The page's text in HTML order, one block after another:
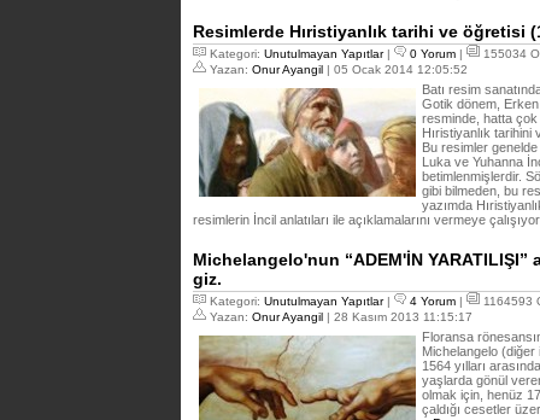
Resimlerde Hıristiyanlık tarihi ve öğretisi
Kategori: Unutulmayan Yapıtlar| 0 Yorum |
155034
Yazan: Onur Ayangil | 05 Ocak 2014 12:05:52
Batı resim
Gotik dönem,
resminde, hatta çok
Hıristiyanlık tarihini
Bu resimler
Luka ve Yuhanna
betimlenmişlerdir.
gibi bilmeden, bu
yazımda
resimlerin İncil anlatıları ile açıklamalarını vermeye
Michelangelo'nun “ADEM'İN YARATILIŞI”
giz.
Kategori: Unutulmayan Yapıtlar| 4 Yorum |
1164593
Yazan: Onur Ayangil | 28 Kasım 2013 11:15:17
Floransa
Michelangelo (diğer
1564 yılları
yaşlarda gönül
olmak için, henüz
çaldığı cesetler